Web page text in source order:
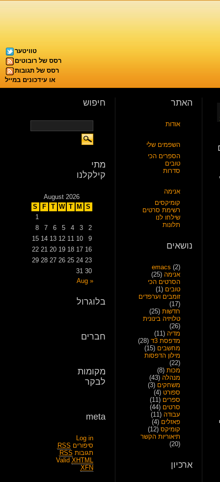
טוויטער
רסס של רובוטים
רסס של תגובות
או עידכונים במייל
האתר
אודות
השפמים שלי
הספרים הכי
טובים
סדרות
אנימה
קומיקסים
רשימת סרטים
שילחו לנו
תלונות
נושאים
emacs (2)
אנימה (25)
הסרטים הכי
טובים (1)
זומבים וערפדים
(17)
חדשות (25)
טלויזיה בינונית
(26)
מדיה (11)
מדפסת 3ד
(28)
מחשבים (15)
מילון הדפסות
(22)
מכות (8)
מנהלה (43)
משחקים (3)
ספורט (4)
ספרים (11)
סרטים (44)
עבודה (11)
פאזלים (4)
קומיקס (12)
תיאוריות הקשר
(20)
ארכיון
חיפוש
מתי
קילקלנו
August 2026
S
M
T
W
T
F
S
1
2
3
4
5
6
7
8
9
10
11
12
13
14
15
16
17
18
19
20
21
22
23
24
25
26
27
28
29
30
31
« Aug
בלוגרול
חברים
מקומות
לבקר
meta
Log in
סיפורים RSS
תגובות RSS
Valid XHTML
XFN